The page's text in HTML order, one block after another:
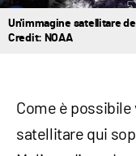
Un'immagine satellitare
Credit: NOAA
Come è
satellitare qui